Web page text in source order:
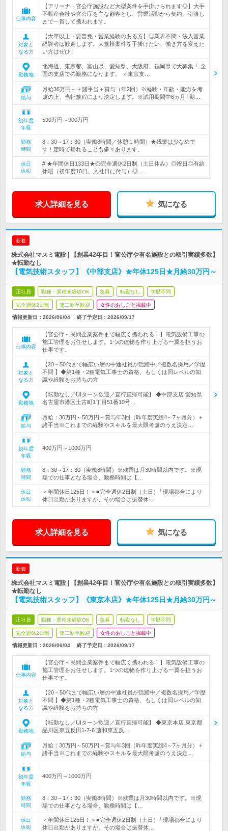
仕事内容
【アリーナ・官公庁施設など大型案件を手掛けられます◎】大手
不動産会社や官公庁を主な顧客とし、営業活動から契約、引渡し
まで一貫して携われます。
対象と
なる方
【大卒以上・要普免・営業経験のある方】◎業界不問・法人営業
経験者は歓迎します。大規模案件を手掛けたい、働き方を変えた
い方はぜひ！
勤務地
北海道、東京都、富山県、愛知県、大阪府、福岡県で大募集！ 全
国の支店での勤務になります。 ＜東京支…
給与
月給36万円～＋諸手当＋賞与（年2回）※経験・年齢・能力を考
慮の上、当社規程により決定します。※試用期間中6ヵ月└期…
初年度
年収
590万円～900万円
勤務
時間
8：30～17：30（実働8時間／休憩１時間）★残業は少なめで
す！定時で帰れることも多々あります。
休日
休暇
# ★年間休日133日★◎完全週休2日制（土日休み）◎祝日◎有給
休暇（初年度10日、入社日に付与）◎…
求人詳細を見る 気になる
新着
株式会社マスミ電設 | 【創業42年目！官公庁や有名施設との取引実績多数】
★転勤なし
【電気技術スタッフ】《中部支店》★年休125日★月給30万円～
正社員 職種・業種未経験OK 急募 転勤なし 学歴不問
完全週休2日制 第二新卒歓迎 女性のおしごと掲載中
情報更新日：2026/06/04 終了予定日： 2026/09/17
仕事内容
【官公庁～民間企業案件まで幅広く携われる！】電気設備工事の
施工管理をお任せします。1つの建物を作り上げる一翼を担うお
仕事です。
対象と
なる方
【20－50代まで幅広い層の中途社員が活躍中／複数名採用／学歴
不問 】◆第1種・2種電気工事士の資格、もしくは同レベルの知
識や経験をお持ちの方
勤務地
【転勤なし／UIターン歓迎／直行直帰可能】 ◆中部支店 愛知県
名古屋市港区土古町1丁目51番10号…
給与
月給：30万円～50万円＋賞与年3回（昨年度実績4～7ヶ月分）＋
諸手当※これまでの経験やスキルを最大限考慮のうえ決定…
初年度
年収
400万円～1000万円
勤務
時間
8：30～17：30（実働8時間）※残業は月30時間以内です。※現
場での仕事となる場合、勤務時間は【…
休日
休暇
＜年間休日125日！＞■完全週休2日制（土日）└現場都合により
休日出勤がありますが、その場合は振替休…
求人詳細を見る 気になる
新着
株式会社マスミ電設 | 【創業42年目！官公庁や有名施設との取引実績多数】
★転勤なし
【電気技術スタッフ】《東京本店》★年休125日★月給30万円～
正社員 職種・業種未経験OK 急募 転勤なし 学歴不問
完全週休2日制 第二新卒歓迎 女性のおしごと掲載中
情報更新日：2026/06/04 終了予定日： 2026/09/17
仕事内容
【官公庁～民間企業案件まで幅広く携われる！】電気設備工事の
施工管理をお任せします。1つの建物を作り上げる一翼を担うお
仕事です。
対象と
なる方
【20－50代まで幅広い層の中途社員が活躍中／複数名採用／学歴
不問 】◆第1種・2種電気工事士の資格、もしくは同レベルの知
識や経験をお持ちの方
勤務地
【転勤なし／UIターン歓迎／直行直帰可能】 ◆東京本店 東京都
品川区東五反田1-7-6 藤和東五反…
給与
月給：30万円～50万円＋賞与年3回（昨年度実績4～7ヶ月分）＋
諸手当※これまでの経験やスキルを最大限考慮のうえ決定…
初年度
年収
400万円～1000万円
勤務
時間
8：30～17：30（実働8時間）※残業は月30時間以内です。※現
場での仕事となる場合、勤務時間は【…
休日
休暇
＜年間休日125日！＞■完全週休2日制（土日）└現場都合により
休日出勤がありますが、その場合は振替休…